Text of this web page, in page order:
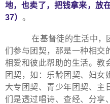
地，也卖了，把钱拿来，放
37） 。
在基督徒的生活中，
们参与团契，那是一种相交
相爱和彼此帮助的生活。教
团契，如：乐龄团契、妇女
大专团契、青少年团契、主
们是透过唱诗、查经、分享